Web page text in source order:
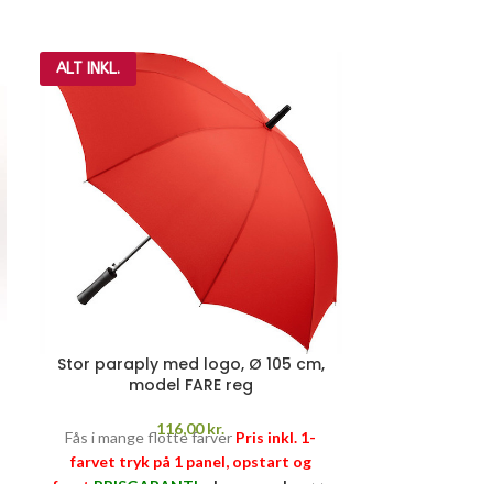
ALT INKL.
Stor paraply med logo, Ø 105 cm,
model FARE reg
116,00kr.
Fås i mange flotte farver Pris inkl. 1-
farvet tryk på 1 panel, opstart og